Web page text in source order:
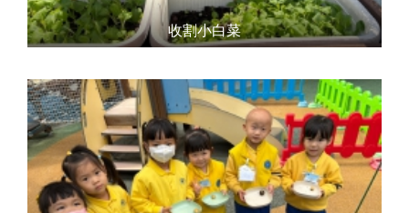
收割小白菜